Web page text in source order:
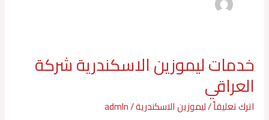
خدمات ليموزين الاسكندرية شركة
العراقي
اترك تعليقاً/ليموزين الاسكندرية/
admln
خدمات
ليموزين
الاسكندرية
شركة